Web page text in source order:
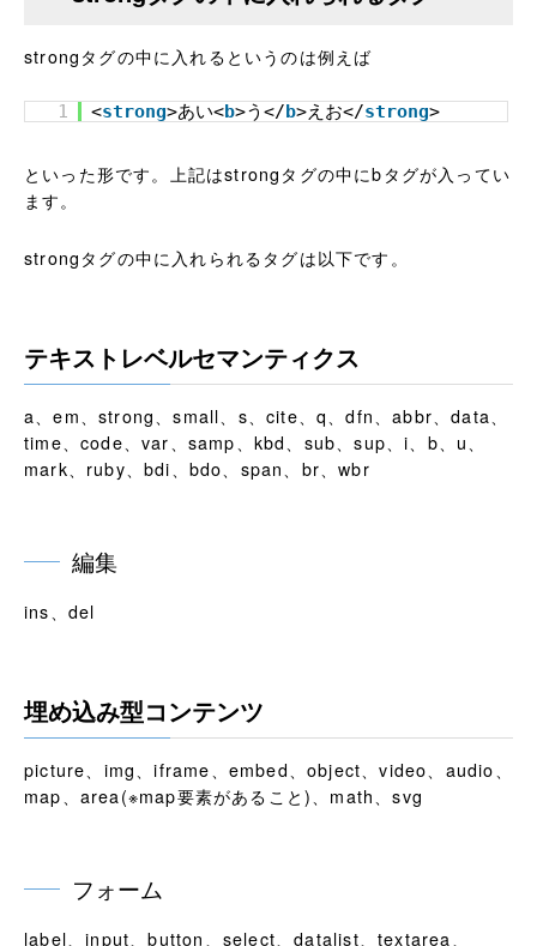
strongタグの中に入れるというのは例えば
1 <strong>あい<b>う</b>えお</strong>
といった形です。上記はstrongタグの中にbタグが入ってい
ます。
strongタグの中に入れられるタグは以下です。
テキストレベルセマンティクス
a、em、strong、small、s、cite、q、dfn、abbr、data、
time、code、var、samp、kbd、sub、sup、i、b、u、
mark、ruby、bdi、bdo、span、br、wbr
編集
ins、del
埋め込み型コンテンツ
picture、img、iframe、embed、object、video、audio、
map、area(※map要素があること)、math、svg
フォーム
label、input、button、select、datalist、textarea、